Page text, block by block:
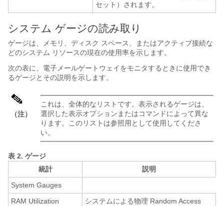
セット）されます。
システム ゲージの読み取り
ゲージは、メモリ、ディスク スペース、またはアクティブ接続な
どのシステム リソースの現在の使用率を示します。
次の表に、 電子メールゲートウェイをモニタするときに使用でき
るゲージとその説明を示します。
（注）
これは、全体的なリストです。表示されるゲージは、
選択した表示オプションまたはコマンドによって異な
ります。このリストは参照用として使用してくださ
い。
表 2. ゲージ
統計
説明
System Gauges
RAM Utilization
システムによる物理 Random Access